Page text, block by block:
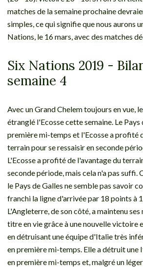
matches de la semaine prochaine
simples, ce qui signifie que nous aurons
Nations, le 16 mars, avec des matches
Six Nations 2019 -
semaine 4
Avec un Grand Chelem toujours en vue,
étranglé l'Ecosse cette semaine. Le Pays
première mi-temps et l'Ecosse a profité
terrain pour se ressaisir en seconde
L'Ecosse a profité de l'avantage du
seconde période, mais cela n'a pas suffi.
le Pays de Galles ne semble pas savoir
franchi la ligne d'arrivée par 18 points à
L'Angleterre, de son côté, a maintenu
titre en vie grâce à une nouvelle victoire
en détruisant une équipe d'Italie très
en première mi-temps. Elle a détruit une
en première mi-temps et, malgré un